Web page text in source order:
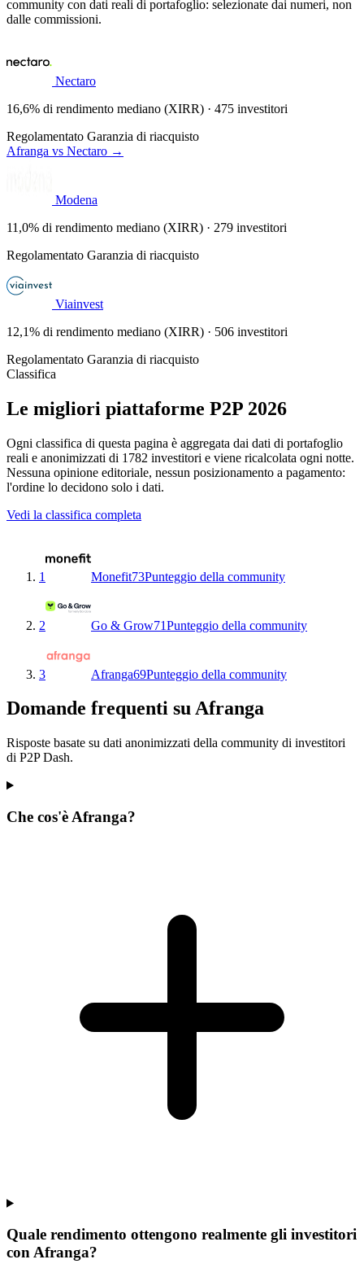
community con dati reali di portafoglio: selezionate dai numeri, non
dalle commissioni.
Nectaro
16,6% di rendimento mediano (XIRR) · 475 investitori
Regolamentato Garanzia di riacquisto
Afranga vs Nectaro →
Modena
11,0% di rendimento mediano (XIRR) · 279 investitori
Regolamentato Garanzia di riacquisto
Viainvest
12,1% di rendimento mediano (XIRR) · 506 investitori
Regolamentato Garanzia di riacquisto
Classifica
Le migliori piattaforme P2P 2026
Ogni classifica di questa pagina è aggregata dai dati di portafoglio
reali e anonimizzati di 1782 investitori e viene ricalcolata ogni notte.
Nessuna opinione editoriale, nessun posizionamento a pagamento:
l'ordine lo decidono solo i dati.
Vedi la classifica completa
1 Monefit73Punteggio della community
2 Go & Grow71Punteggio della community
3 Afranga69Punteggio della community
Domande frequenti su Afranga
Risposte basate su dati anonimizzati della community di investitori
di P2P Dash.
Che cos'è Afranga?
Quale rendimento ottengono realmente gli investitori
con Afranga?